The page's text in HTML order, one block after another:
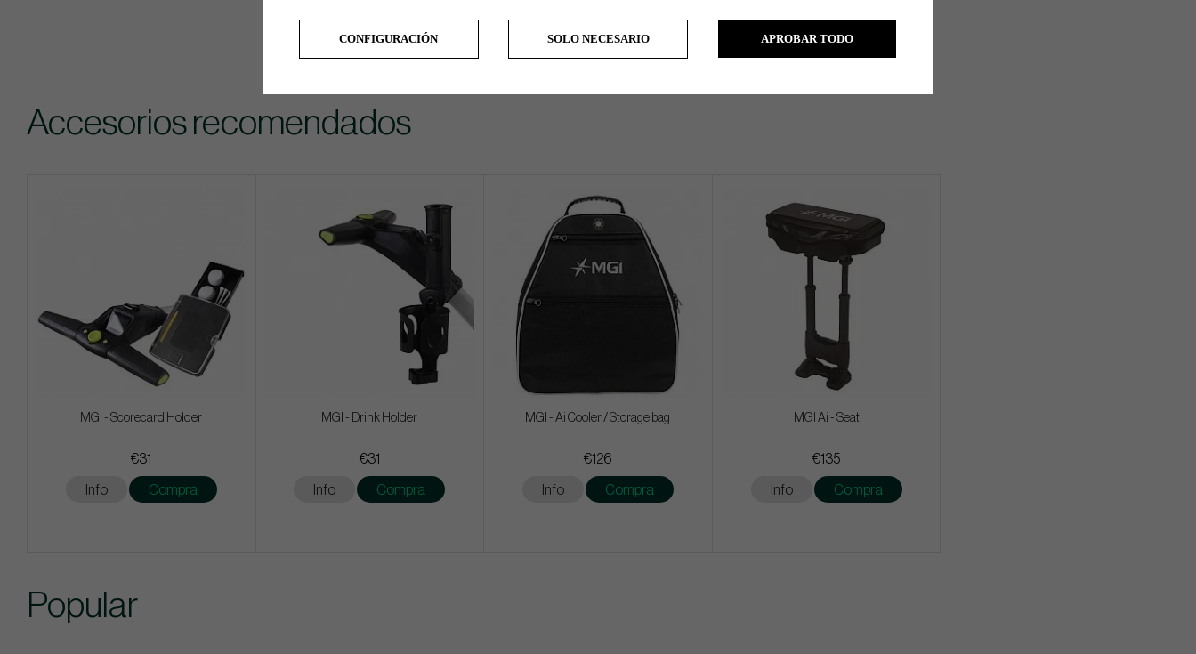
Accesorios recomendados
MGI - Scorecard Holder
€31
Info Compra
MGI - Drink Holder
€31
Info Compra
MGI - Ai Cooler / Storage bag
€126
Info Compra
MGI Ai - Seat
€135
Info Compra
Popular
CONFIGURACIÓN SOLO NECESARIO APROBAR TODO